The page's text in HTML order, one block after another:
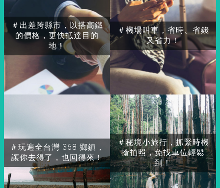
＃出差跨縣市，以搭高鐵
的價格，更快抵達目的
地！
＃玩遍全台灣 368 鄉鎮，
讓你去得了，也回得來！
＃秘境小旅行，抓緊時機
搶拍照，免找車位輕鬆
到！
＃機場叫車，省時、省錢
又省力！